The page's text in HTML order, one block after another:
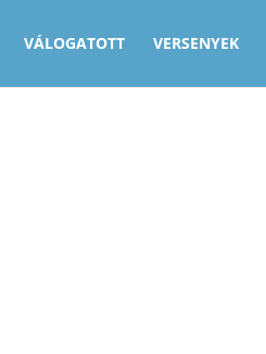
VÁLOGATOTT VERSENYEK